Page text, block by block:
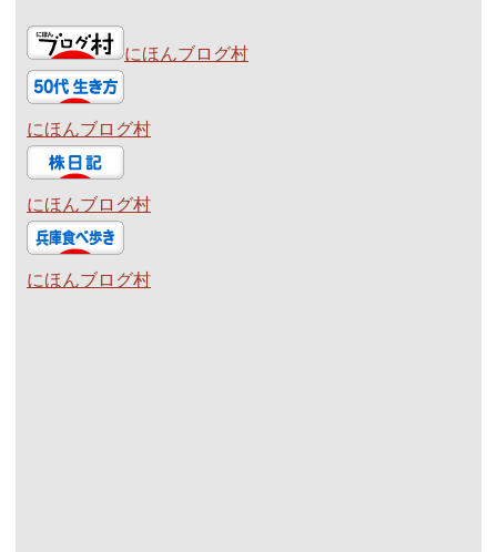
にほんブログ村
にほんブログ村
にほんブログ村
にほんブログ村